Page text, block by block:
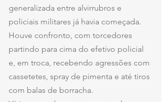
generalizada entre alvirrubros e
policiais militares já havia começada.
Houve confronto, com torcedores
partindo para cima do efetivo policial
e, em troca, recebendo agressões com
cassetetes, spray de pimenta e até tiros
com balas de borracha.